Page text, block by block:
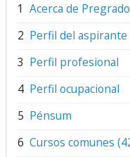
Acerca de
Perfil del aspirante
Perfil profesional
Perfil ocupacional
Pénsum
Cursos comunes